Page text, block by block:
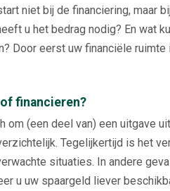
niet bij de financiering, maar
u het bedrag nodig? En wat
Door eerst uw financiële
financieren?
om (een deel van) een uitgave
Tegelijkertijd is het
situaties. In andere
u uw spaargeld liever